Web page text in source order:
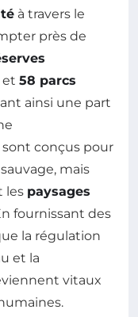
à travers le
près de
et 58 parcs
ainsi une part
conçus pour
mais
les paysages
fournissant des
la régulation
et la
vitaux